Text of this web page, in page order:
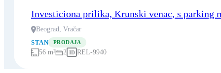
Investiciona prilika, Krunski venac, s parking
Beograd, Vračar
STAN
PRODAJA
56 m² 2 ID REL-9940